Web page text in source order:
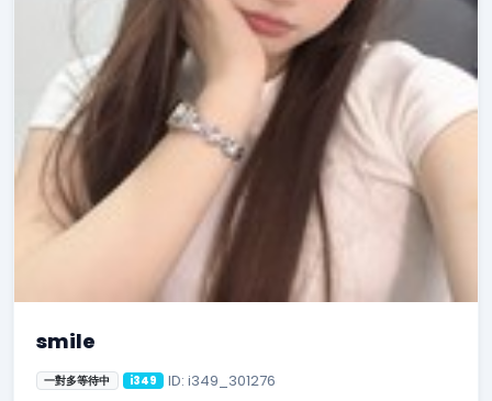
smile
一對多等待中 i349 ID: i349_301276